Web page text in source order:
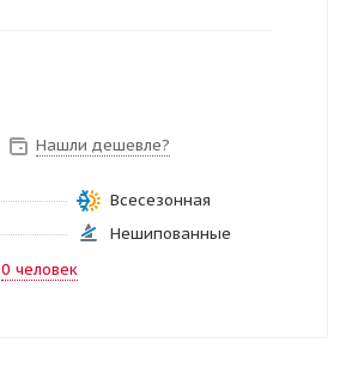
Нашли дешевле?
Всесезонная
Нешипованные
0 человек